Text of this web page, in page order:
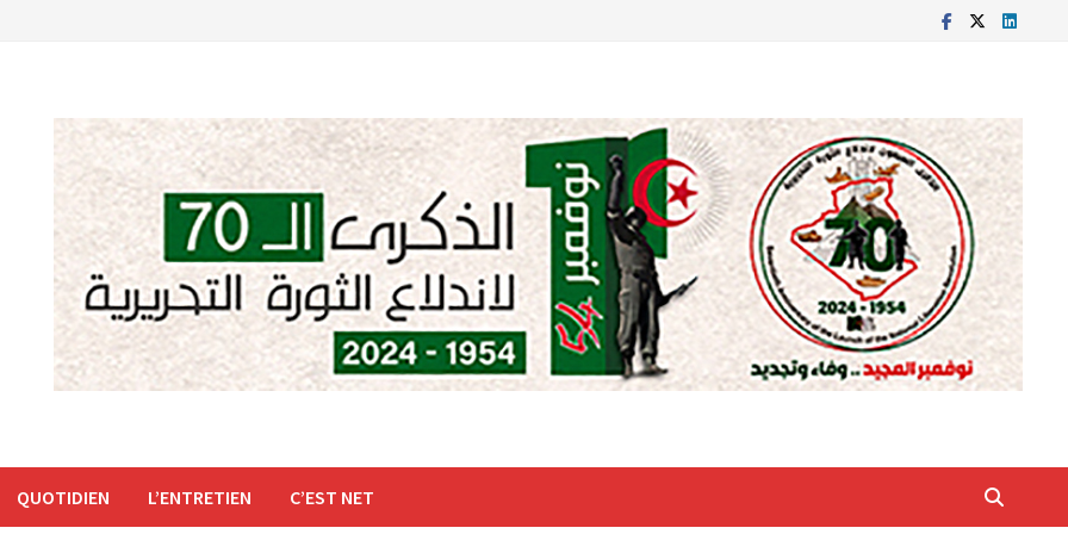
QUOTIDIEN L’ENTRETIEN C’EST NET